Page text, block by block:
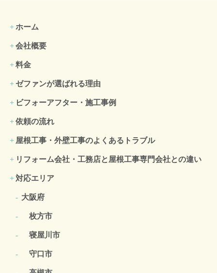
ホーム
会社概要
料金
ゼファンが選ばれる理由
ビフォーアフター・施工事例
依頼の流れ
屋根工事・外壁工事のよくある トラブル
リフォーム会社・工務店と屋根工事専門会社との違い
対応エリア
大阪府
枚方市
寝屋川市
守口市